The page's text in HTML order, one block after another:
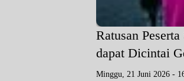
Ratusan
dapat Dicintai
Minggu, 21 Juni 2026 -